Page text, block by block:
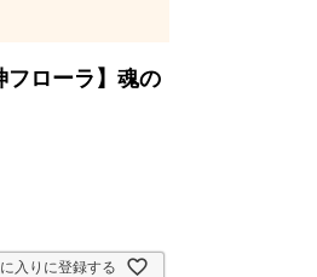
フローラ】魂の
入りに登録する